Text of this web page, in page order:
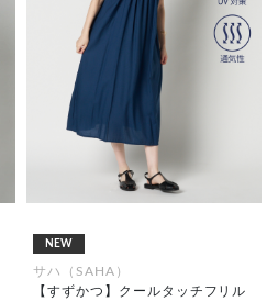
NEW
サハ（SAHA）
【すずかつ】クールタッチフリル